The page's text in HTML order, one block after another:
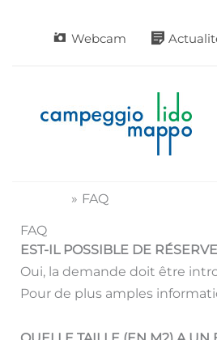
Webcam
FAQ
FAQ
EST-IL POSSIBLE DE
Oui, la demande doit être
Pour de plus amples